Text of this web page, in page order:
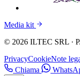
Media kit
© 2026 ILTEC SRL ·
PrivacyCookieNote
Chiama